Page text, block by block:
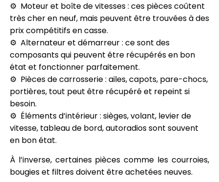
Moteur et boîte de vitesses : ces pièces coûtent
très cher en neuf, mais peuvent être trouvées à des
prix compétitifs en casse.
Alternateur et démarreur : ce sont des
composants qui peuvent être récupérés en bon
état et fonctionner parfaitement.
Pièces de carrosserie : ailes, capots, pare-chocs,
portières, tout peut être récupéré et repeint si
besoin.
Éléments d’intérieur : sièges, volant, levier de
vitesse, tableau de bord, autoradios sont souvent
en bon état.
À l’inverse, certaines pièces comme les courroies,
bougies et filtres doivent être achetées neuves.